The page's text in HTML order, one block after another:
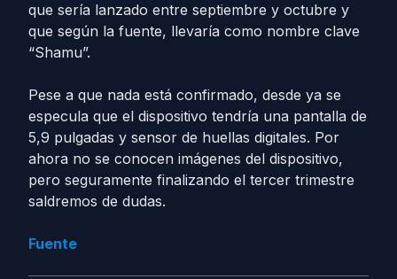
que sería lanzado entre septiembre y octubre y
que según la fuente, llevaría como nombre clave
“Shamu”.
Pese a que nada está confirmado, desde ya se
especula que el dispositivo tendría una pantalla de
5,9 pulgadas y sensor de huellas digitales. Por
ahora no se conocen imágenes del dispositivo,
pero seguramente finalizando el tercer trimestre
saldremos de dudas.
Fuente